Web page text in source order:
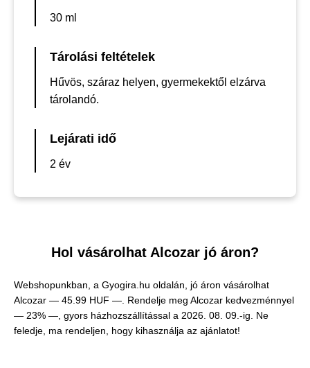
30 ml
Tárolási feltételek
Hűvös, száraz helyen, gyermekektől elzárva
tárolandó.
Lejárati idő
2 év
Hol vásárolhat Alcozar jó áron?
Webshopunkban, a Gyogira.hu oldalán, jó áron vásárolhat
Alcozar — 45.99 HUF — . Rendelje meg Alcozar kedvezménnyel
— 23% —, gyors házhozszállítással a 2026. 08. 09.-ig. Ne
feledje, ma rendeljen, hogy kihasználja az ajánlatot!